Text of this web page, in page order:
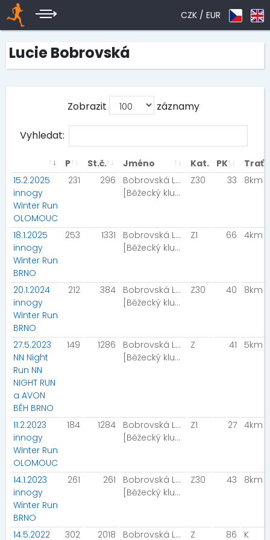
CZK / EUR
Lucie Bobrovská
Zobrazit záznamy
Vyhledat:
P St.č. Jméno Kat. PK
Trať
15.2.2025
innogy
Winter Run
OLOMOUC
231 296
Bobrovská Lucie
[Běžecký klub České spořitelny]
Z30 33 8km
18.1.2025
innogy
Winter Run
BRNO
253 1331
Bobrovská Lucie
[Běžecký klub České spořitelny]
Z1 66 4km
20.1.2024
innogy
Winter Run
BRNO
212 384
Bobrovská Lucie
[Běžecký klub České spořitelny]
Z30 40 8km
27.5.2023
NN Night
Run NN
NIGHT RUN
a AVON
BĚH BRNO
149 1286
Bobrovská Lucie
[Běžecký klub České spořitelny]
Z 41 5km
11.2.2023
innogy
Winter Run
OLOMOUC
184 1284
Bobrovská Lucie
[Běžecký klub České spořitelny ]
Z1 27 4km
14.1.2023
innogy
Winter Run
BRNO
261 261
Bobrovská Lucie
[Běžecký klub České spořitelny]
Z30 43 8km
14.5.2022 302 2018 Bobrovská Lucie Z 86 K